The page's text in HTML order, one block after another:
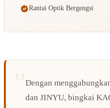
Rantai Optik Bergengsi
Dengan
dan JINYU, bingkai